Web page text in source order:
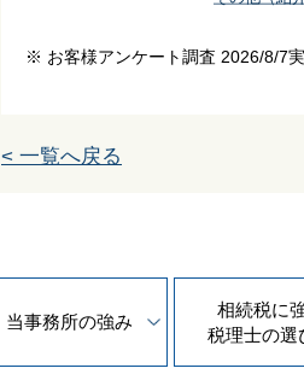
※ お客様アンケート調査 2026/8/7
< 一覧へ戻る
当事務所の強み
相続税に
税理士の選